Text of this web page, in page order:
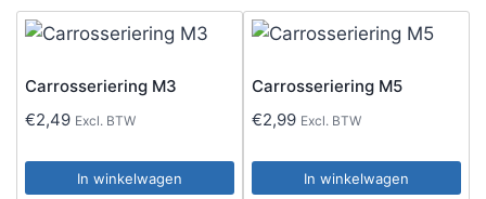
Carrosseriering M3
€2,49 Excl. BTW
In winkelwagen
Carrosseriering M5
€2,99 Excl. BTW
In winkelwagen